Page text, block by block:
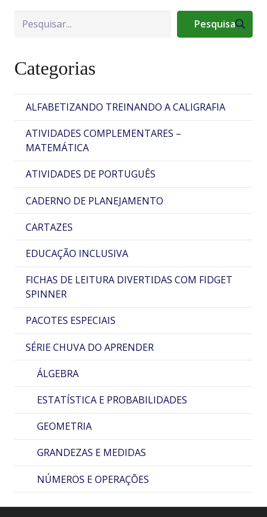
Pesquisa Pesquisa
Categorias
ALFABETIZANDO TREINANDO A CALIGRAFIA
ATIVIDADES COMPLEMENTARES –
MATEMÁTICA
ATIVIDADES DE PORTUGUÊS
CADERNO DE PLANEJAMENTO
CARTAZES
EDUCAÇÃO INCLUSIVA
FICHAS DE LEITURA DIVERTIDAS COM FIDGET
SPINNER
PACOTES ESPECIAIS
SÉRIE CHUVA DO APRENDER
ÁLGEBRA
ESTATÍSTICA E PROBABILIDADES
GEOMETRIA
GRANDEZAS E MEDIDAS
NÚMEROS E OPERAÇÕES